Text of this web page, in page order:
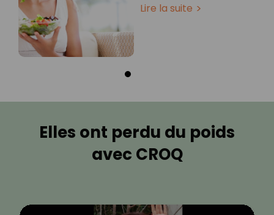
Lire la suite
Elles ont perdu du poids
avec CROQ